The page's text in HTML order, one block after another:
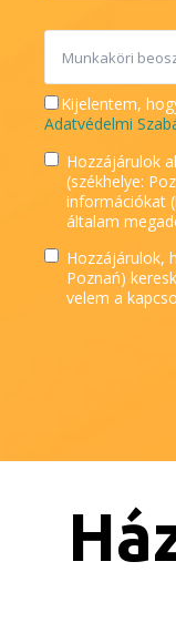
Kijelentem,
Adatvédelmi
Hozzájárulok
(székhelye:
információkat
általam
Hozzájárulok,
Poznań)
velem a